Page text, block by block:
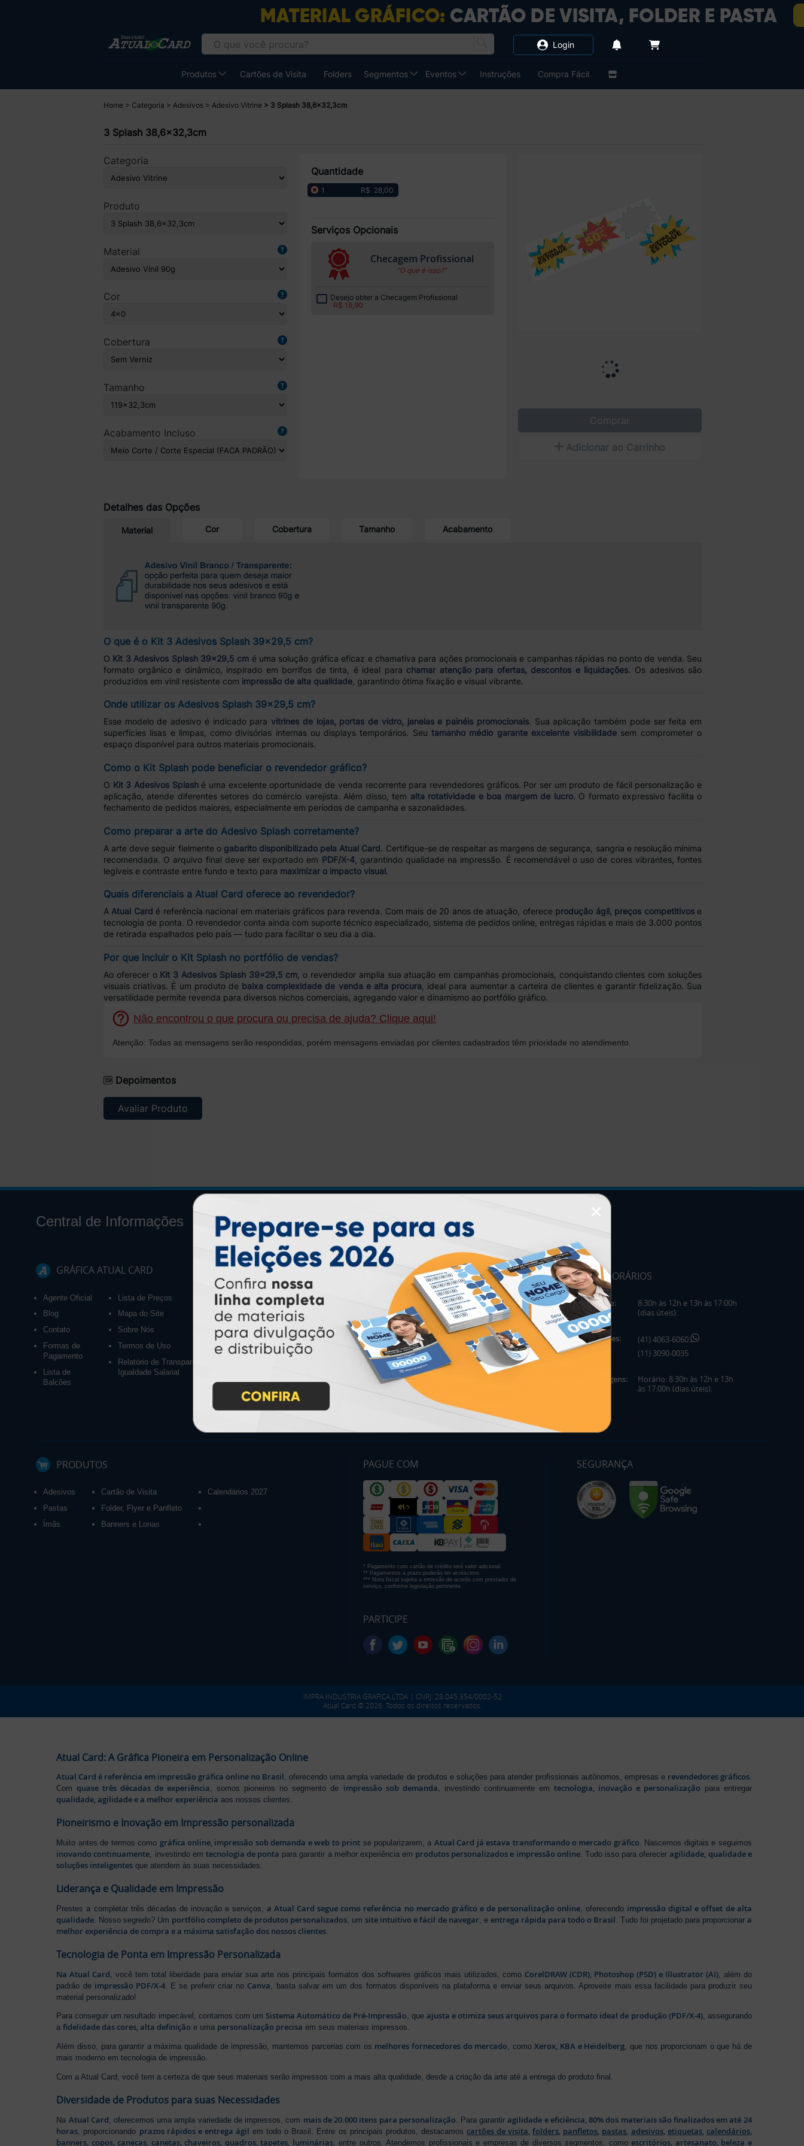
Produtos Cartões de Visita Folders Segmentos Eventos Instruções Compra Fácil
Login
Home Categoria Adesivos Adesivo Vitrine 3 Splash 38,6x32,3cm
3 Splash 38,6x32,3cm
Categoria
Produto
Material
Cor
Cobertura
Tamanho
Acabamento Incluso
Quantidade
1 R$ 28,00
Serviços Opcionais
Checagem Profissional
“O que é isso?”
Desejo obter a Checagem Profissional
R$ 19,90
Comprar
Adicionar ao Carrinho
Detalhes das Opções
Material Cor Cobertura Tamanho Acabamento
O que é o Kit 3 Adesivos Splash 39x29,5 cm?
O Kit 3 Adesivos Splash 39x29,5 cm é uma solução gráfica eficaz e chamativa para ações promocionais e campanhas rápidas no ponto de venda. Seu
formato orgânico e dinâmico, inspirado em borrifos de tinta, é ideal para chamar atenção para ofertas, descontos e liquidações. Os adesivos são
produzidos em vinil resistente com impressão de alta qualidade , garantindo ótima fixação e visual vibrante.
Onde utilizar os Adesivos Splash 39x29,5 cm?
Esse modelo de adesivo é indicado para vitrines de lojas, portas de vidro, janelas e painéis promocionais. Sua aplicação também pode ser feita em
superfícies lisas e limpas, como divisórias internas ou displays temporários. Seutamanho médio garante excelente visibilidade sem comprometer o
espaço disponível para outros materiais promocionais.
Como o Kit Splash pode beneficiar o revendedor gráfico?
O Kit 3 Adesivos Splashé uma excelente oportunidade de venda recorrente para revendedores gráficos. Por ser um produto de fácil personalização e
aplicação, atende diferentes setores do comércio varejista. Além disso, tem alta rotatividade e boa margem de lucro. O formato expressivo facilita o
fechamento de pedidos maiores, especialmente em períodos de campanha e sazonalidades.
Como preparar a arte do Adesivo Splash corretamente?
A arte deve seguir fielmente o gabarito disponibilizado pela Atual Card. Certifique-se de respeitar as margens de segurança, sangria e resolução mínima
recomendada. O arquivo final deve ser exportado em PDF/X-4, garantindo qualidade na impressão. É recomendável o uso de cores vibrantes, fontes
legíveis e contraste entre fundo e texto para maximizar o impacto visual.
Quais diferenciais a Atual Card oferece ao revendedor?
A Atual Card é referência nacional em materiais gráficos para revenda. Com mais de 20 anos de atuação, oferece produção ágil, preços competitivose
tecnologia de ponta. O revendedor conta ainda com suporte técnico especializado, sistema de pedidos online, entregas rápidas e mais de 3.000 pontos
de retirada espalhados pelo país — tudo para facilitar o seu dia a dia.
Por que incluir o Kit Splash no portfólio de vendas?
Ao oferecer o Kit 3 Adesivos Splash 39x29,5 cm , o revendedor amplia sua atuação em campanhas promocionais, conquistando clientes com soluções
visuais criativas. É um produto de baixa complexidade de venda e alta procura , ideal para aumentar a carteira de clientes e garantir fidelização. Sua
versatilidade permite revenda para diversos nichos comerciais, agregando valor e dinamismo ao portfólio gráfico.
Não encontrou o que procura ou precisa de ajuda? Clique aqui!
Atenção: Todas as mensagens serão respondidas, porém mensagens enviadas por clientes cadastrados têm prioridade no atendimento.
Depoimentos
Avaliar Produto
Central de Informações
GRÁFICA ATUAL CARD
Agente Oficial
Blog
Contato
Formas de
Pagamento
Lista de
Balcões
Lista de Preços
Mapa do Site
Sobre Nós
Termos de Uso
Relatório de Transparência e
Igualdade Salarial
INSTRUÇÕES
Inicio
Como exportar em
PDF/X1-a
Entrega 12 Horas
Garantia
Montagem e Fechamento de
Arquivo
Perguntas Frequentes
HORÁRIOS
Horário:
8:30h às 12h e 13h às 17:00h
(dias úteis).
Telefones:
(41) 4063-6060
(11) 3090-0035
Mensagens:
Horário: 8:30h às 12h e 13h
às 17:00h (dias úteis).
PRODUTOS
Adesivos
Pastas
Ímãs
Cartão de Visita
Folder, Flyer e Panfleto
Banners e Lonas
Calendários 2027
PAGUE COM
* Pagamento com cartão de crédito terá valor adicional.
** Pagamentos a prazo poderão ter acréscimo.
*** Nota fiscal sujeita a emissão de acordo com prestador de
serviço, conforme legislação pertinente.
PARTICIPE
SEGURANÇA
IMPRA INDUSTRIA GRAFICA LTDA | CNPJ: 28.045.354/0002-52
Atual Card © 2026. Todos os direitos reservados.
Atual Card: A Gráfica Pioneira em Personalização Online
Atual Card é referência em impressão gráfica online no Brasil, oferecendo uma ampla variedade de produtos e soluções para atender profissionais autônomos, empresas e revendedores gráficos.
Comquase três décadas de experiência, somos pioneiros no segmento de impressão sob demanda, investindo continuamente em tecnologia, inovação e personalização para entregar
qualidade, agilidade e a melhor experiência aos nossos clientes.
Pioneirismo e Inovação em Impressão personalizada
Muito antes de termos como gráfica online, impressão sob demanda e web to print se popularizarem, a Atual Card já estava transformando o mercado gráfico. Nascemos digitais e seguimos
inovando continuamente, investindo em tecnologia de ponta para garantir a melhor experiência em produtos personalizados e impressão online. Tudo isso para ofereceragilidade, qualidade e
soluções inteligentes que atendem às suas necessidades.
Liderança e Qualidade em Impressão
Prestes a completar três décadas de inovação e serviços,a Atual Card segue como referência no mercado gráfico e de personalização online , oferecendo impressão digital e offset de alta
qualidade . Nosso segredo? Um portfólio completo de produtos personalizados , um site intuitivo e fácil de navegar , e entrega rápida para todo o Brasil . Tudo foi projetado para proporcionar a
melhor experiência de compra e a máxima satisfação dos nossos clientes
Tecnologia de Ponta em Impressão Personalizada
Na Atual Card , você tem total liberdade para enviar sua arte nos principais formatos dos softwares gráficos mais utilizados, como CorelDRAW (CDR), Photoshop (PSD) e Illustrator (AI), além do
padrão de impressão PDF/X-4 . E se preferir criar no Canva , basta salvar em um dos formatos disponíveis na plataforma e enviar seus arquivos. Aproveite mais essa facilidade para produzir seu
material personalizado!
Para conseguir um resultado impecável, contamos com um Sistema Automático de Pré-Impressão, queajusta e otimiza seus arquivos para o formato ideal de produção (PDF/X-4), assegurando
afidelidade das cores, alta definição e uma personalização precisa em seus materiais impressos.
Além disso, para garantir a máxima qualidade de impressão, mantemos parcerias com os melhores fornecedores do mercado, comoXerox, KBA e Heidelberg, que nos proporcionam o que há de
mais moderno em tecnologia de impressão.
Com a Atual Card, você tem a certeza de que seus materiais serão impressos com a mais alta qualidade, desde a criação da arte até a entrega do produto final.
Diversidade de Produtos para suas Necessidades
Na Atual Card , oferecemos uma ampla variedade de impressos, com mais de 20.000 itens para personalização . Para garantiragilidade e eficiência, 80% dos materiais são finalizados em até 24
horas , proporcionando prazos rápidos e entrega ágil em todo o Brasil. Entre os principais produtos, destacamos cartões de visita,folders, panfletos, pastas, adesivos, etiquetas, calendários,
banners, copos,canecas, canetas,chaveiros, quadros,tapetes, luminárias, entre outros. Atendemos profissionais e empresas de diversos segmentos, comoescritórios, artesanato, beleza e